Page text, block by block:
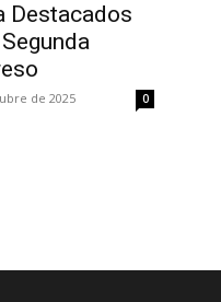
Destacados
de 2025 0